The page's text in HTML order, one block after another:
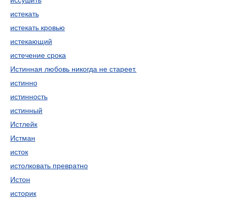
истекать
истекать кровью
истекающий
истечение срока
Истинная любовь никогда не стареет.
истинно
истинность
истинный
Истлейк
Истман
исток
истолковать превратно
Истон
историк